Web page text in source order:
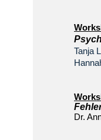
Tanja
Dr.